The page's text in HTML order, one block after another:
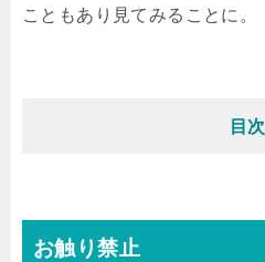
こともあり見てみることに。
目次
お触り禁止